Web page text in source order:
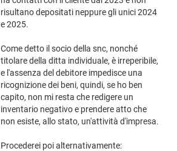
risultano depositati neppure gli unici 2024
e 2025.
Come detto il socio della snc, nonché
titolare della ditta individuale, è irreperibile,
e l'assenza del debitore impedisce una
ricognizione dei beni, quindi, se ho ben
capito, non mi resta che redigere un
inventario negativo e prendere atto che
non esiste, allo stato, un'attività d'impresa.
Procederei poi alternativamente: